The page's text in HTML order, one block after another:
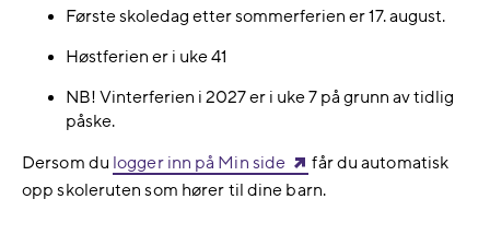
Første skoledag etter sommerferien er 17. august.
Høstferien er i uke 41
NB! Vinterferien i 2027 er i uke 7 på grunn av tidlig
påske.
Dersom du logger inn på Min side
får du automatisk
opp skoleruten som hører til dine barn.